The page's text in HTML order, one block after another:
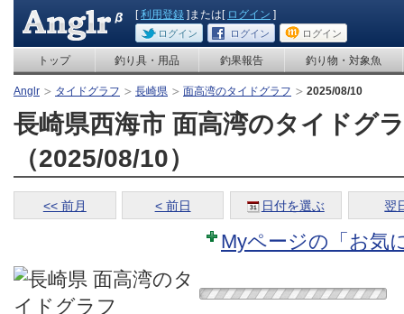
[利用登録 ]または[ ログイン ]
ログイン ログイン ログイン
トップ 釣り具・用品 釣果報告 釣り物・対象魚
Anglr タイドグラフ 長崎県 面高湾のタイドグラフ 2025/08/10
長崎県西海市 面高湾のタイドグ
（2025/08/10）
<< 前月 < 前日 日付を選ぶ 翌
Myページの「お気